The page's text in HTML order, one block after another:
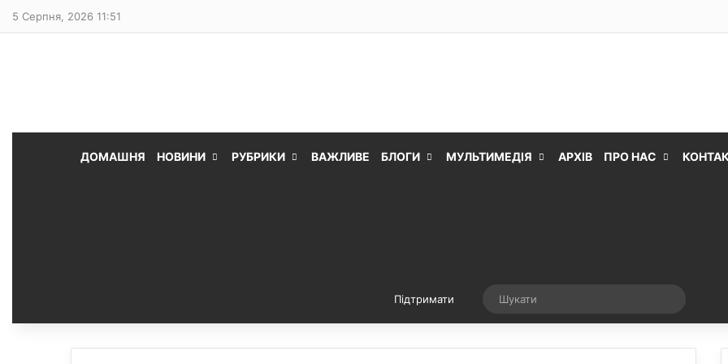
5 Серпня, 2026 11:51
ДОМАШНЯ НОВИНИ РУБРИКИ ВАЖЛИВЕ БЛОГИ МУЛЬТИМЕДІЯ АРХІВ ПРО НАС
Підтримати Випадкова стаття